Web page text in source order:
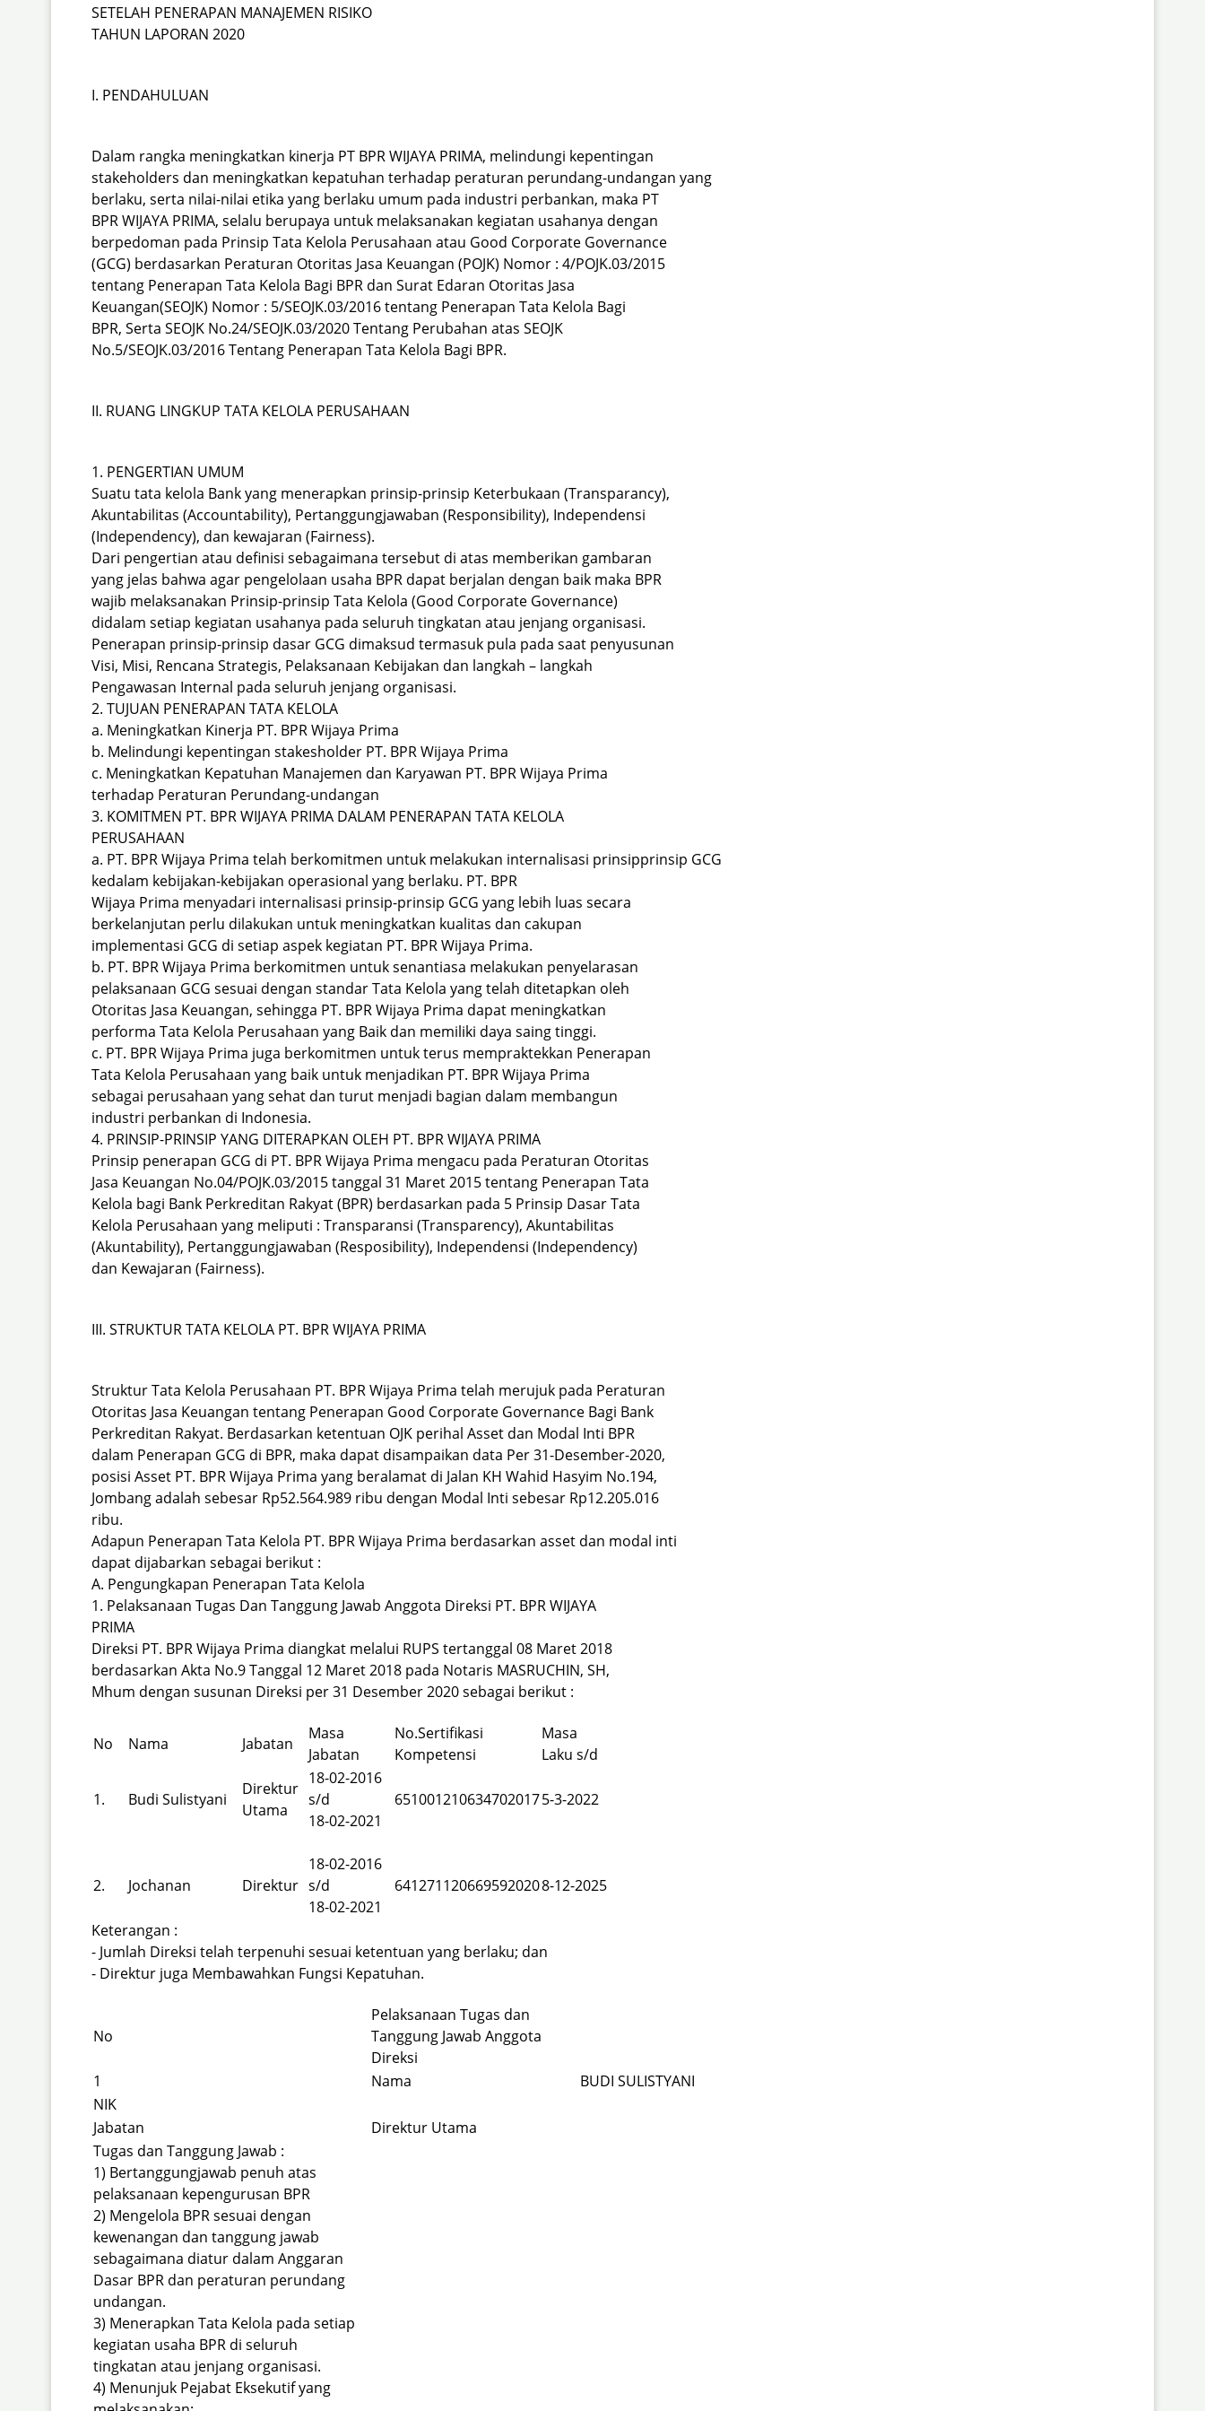
SETELAH PENERAPAN MANAJEMEN RISIKO
TAHUN LAPORAN 2020
I. PENDAHULUAN
Dalam rangka meningkatkan kinerja PT BPR WIJAYA PRIMA, melindungi kepentingan
stakeholders dan meningkatkan kepatuhan terhadap peraturan perundang-undangan yang
berlaku, serta nilai-nilai etika yang berlaku umum pada industri perbankan, maka PT
BPR WIJAYA PRIMA, selalu berupaya untuk melaksanakan kegiatan usahanya dengan
berpedoman pada Prinsip Tata Kelola Perusahaan atau Good Corporate Governance
(GCG) berdasarkan Peraturan Otoritas Jasa Keuangan (POJK) Nomor : 4/POJK.03/2015
tentang Penerapan Tata Kelola Bagi BPR dan Surat Edaran Otoritas Jasa
Keuangan(SEOJK) Nomor : 5/SEOJK.03/2016 tentang Penerapan Tata Kelola Bagi
BPR, Serta SEOJK No.24/SEOJK.03/2020 Tentang Perubahan atas SEOJK
No.5/SEOJK.03/2016 Tentang Penerapan Tata Kelola Bagi BPR.
II. RUANG LINGKUP TATA KELOLA PERUSAHAAN
1. PENGERTIAN UMUM
Suatu tata kelola Bank yang menerapkan prinsip-prinsip Keterbukaan (Transparancy),
Akuntabilitas (Accountability), Pertanggungjawaban (Responsibility), Independensi
(Independency), dan kewajaran (Fairness).
Dari pengertian atau definisi sebagaimana tersebut di atas memberikan gambaran
yang jelas bahwa agar pengelolaan usaha BPR dapat berjalan dengan baik maka BPR
wajib melaksanakan Prinsip-prinsip Tata Kelola (Good Corporate Governance)
didalam setiap kegiatan usahanya pada seluruh tingkatan atau jenjang organisasi.
Penerapan prinsip-prinsip dasar GCG dimaksud termasuk pula pada saat penyusunan
Visi, Misi, Rencana Strategis, Pelaksanaan Kebijakan dan langkah – langkah
Pengawasan Internal pada seluruh jenjang organisasi.
2. TUJUAN PENERAPAN TATA KELOLA
a. Meningkatkan Kinerja PT. BPR Wijaya Prima
b. Melindungi kepentingan stakesholder PT. BPR Wijaya Prima
c. Meningkatkan Kepatuhan Manajemen dan Karyawan PT. BPR Wijaya Prima
terhadap Peraturan Perundang-undangan
3. KOMITMEN PT. BPR WIJAYA PRIMA DALAM PENERAPAN TATA KELOLA
PERUSAHAAN
a. PT. BPR Wijaya Prima telah berkomitmen untuk melakukan internalisasi prinsipprinsip GCG
kedalam kebijakan-kebijakan operasional yang berlaku. PT. BPR
Wijaya Prima menyadari internalisasi prinsip-prinsip GCG yang lebih luas secara
berkelanjutan perlu dilakukan untuk meningkatkan kualitas dan cakupan
implementasi GCG di setiap aspek kegiatan PT. BPR Wijaya Prima.
b. PT. BPR Wijaya Prima berkomitmen untuk senantiasa melakukan penyelarasan
pelaksanaan GCG sesuai dengan standar Tata Kelola yang telah ditetapkan oleh
Otoritas Jasa Keuangan, sehingga PT. BPR Wijaya Prima dapat meningkatkan
performa Tata Kelola Perusahaan yang Baik dan memiliki daya saing tinggi.
c. PT. BPR Wijaya Prima juga berkomitmen untuk terus mempraktekkan Penerapan
Tata Kelola Perusahaan yang baik untuk menjadikan PT. BPR Wijaya Prima
sebagai perusahaan yang sehat dan turut menjadi bagian dalam membangun
industri perbankan di Indonesia.
4. PRINSIP-PRINSIP YANG DITERAPKAN OLEH PT. BPR WIJAYA PRIMA
Prinsip penerapan GCG di PT. BPR Wijaya Prima mengacu pada Peraturan Otoritas
Jasa Keuangan No.04/POJK.03/2015 tanggal 31 Maret 2015 tentang Penerapan Tata
Kelola bagi Bank Perkreditan Rakyat (BPR) berdasarkan pada 5 Prinsip Dasar Tata
Kelola Perusahaan yang meliputi : Transparansi (Transparency), Akuntabilitas
(Akuntability), Pertanggungjawaban (Resposibility), Independensi (Independency)
dan Kewajaran (Fairness).
III. STRUKTUR TATA KELOLA PT. BPR WIJAYA PRIMA
Struktur Tata Kelola Perusahaan PT. BPR Wijaya Prima telah merujuk pada Peraturan
Otoritas Jasa Keuangan tentang Penerapan Good Corporate Governance Bagi Bank
Perkreditan Rakyat. Berdasarkan ketentuan OJK perihal Asset dan Modal Inti BPR
dalam Penerapan GCG di BPR, maka dapat disampaikan data Per 31-Desember-2020,
posisi Asset PT. BPR Wijaya Prima yang beralamat di Jalan KH Wahid Hasyim No.194,
Jombang adalah sebesar Rp52.564.989 ribu dengan Modal Inti sebesar Rp12.205.016
ribu.
Adapun Penerapan Tata Kelola PT. BPR Wijaya Prima berdasarkan asset dan modal inti
dapat dijabarkan sebagai berikut :
A. Pengungkapan Penerapan Tata Kelola
1. Pelaksanaan Tugas Dan Tanggung Jawab Anggota Direksi PT. BPR WIJAYA
PRIMA
Direksi PT. BPR Wijaya Prima diangkat melalui RUPS tertanggal 08 Maret 2018
berdasarkan Akta No.9 Tanggal 12 Maret 2018 pada Notaris MASRUCHIN, SH,
Mhum dengan susunan Direksi per 31 Desember 2020 sebagai berikut :
No Nama Jabatan
Masa
Jabatan
No.Sertifikasi
Kompetensi
Masa
Laku s/d
1. Budi Sulistyani
Direktur
Utama
18-02-2016
s/d
18-02-2021
6510012106347020175-3-2022
2. Jochanan Direktur
18-02-2016
s/d
18-02-2021
6412711206695920208-12-2025
Keterangan :
- Jumlah Direksi telah terpenuhi sesuai ketentuan yang berlaku; dan
- Direktur juga Membawahkan Fungsi Kepatuhan.
No
Pelaksanaan Tugas dan
Tanggung Jawab Anggota
Direksi
1
Nama
BUDI SULISTYANI
NIK
Jabatan
Direktur Utama
Tugas dan Tanggung Jawab :
1) Bertanggungjawab penuh atas
pelaksanaan kepengurusan BPR
2) Mengelola BPR sesuai dengan
kewenangan dan tanggung jawab
sebagaimana diatur dalam Anggaran
Dasar BPR dan peraturan perundang
undangan.
3) Menerapkan Tata Kelola pada setiap
kegiatan usaha BPR di seluruh
tingkatan atau jenjang organisasi.
4) Menunjuk Pejabat Eksekutif yang